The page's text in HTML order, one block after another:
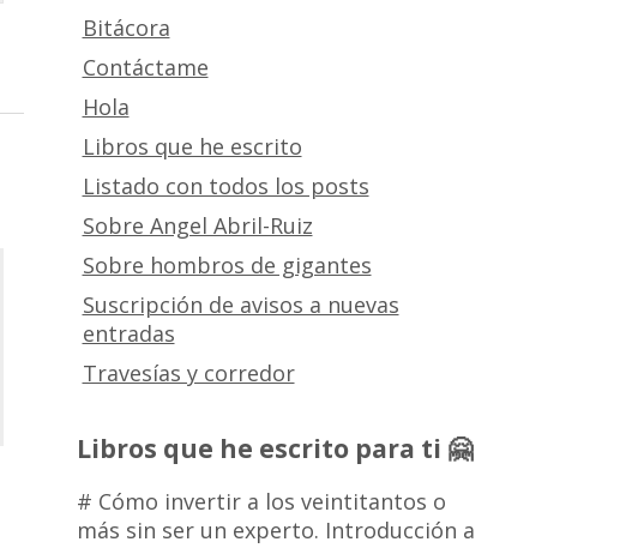
Bitácora
Contáctame
Hola
Libros que he escrito
Listado con todos los posts
Sobre Angel Abril-Ruiz
Sobre hombros de gigantes
Suscripción de avisos a nuevas
entradas
Travesías y corredor
Libros que he escrito para ti 🤗
# Cómo invertir a los veintitantos o
más sin ser un experto. Introducción a